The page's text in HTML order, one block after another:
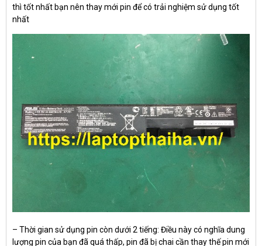
thì tốt nhất bạn nên thay mới pin để có trải nghiệm sử dụng tốt
nhất
– Thời gian sử dụng pin còn dưới 2 tiếng: Điều này có nghĩa dung
lượng pin của bạn đã quá thấp, pin đã bị chai cần thay thế pin mới